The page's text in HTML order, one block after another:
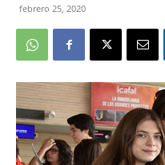
febrero 25, 2020